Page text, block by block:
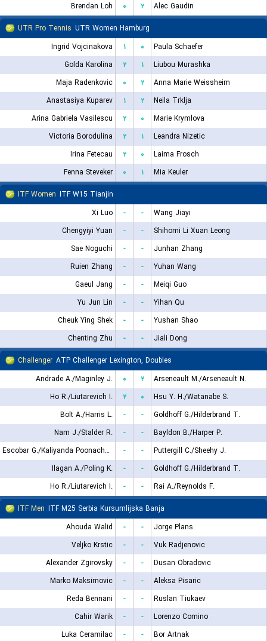
Brendan Loh
۰ ۲
Alec Gaudin
UTR Pro Tennis UTR Women Hamburg
Ingrid Vojcinakova
۱ ۰
Paula Schaefer
Golda Karolina
۲ ۱
Liubou Murashka
Maja Radenkovic
۰ ۲
Anna Marie Weissheim
Anastasiya Kuparev
۱ ۲
Neila Trklja
Arina Gabriela Vasilescu
۲ ۰
Marie Krymlova
Victoria Borodulina
۲ ۱
Leandra Nizetic
Irina Fetecau
۲ ۰
Laima Frosch
Fenna Steveker
۰ ۱
Mia Keuler
ITF Women ITF W15 Tianjin
Xi Luo
- -
Wang Jiayi
Chengyiyi Yuan
- -
Shihomi Li Xuan Leong
Sae Noguchi
- -
Junhan Zhang
Ruien Zhang
- -
Yuhan Wang
Gaeul Jang
- -
Meiqi Guo
Yu Jun Lin
- -
Yihan Qu
Cheuk Ying Shek
- -
Yushan Shao
Chenting Zhu
- -
Jiali Dong
Challenger ATP Challenger Lexington, Doubles
Andrade A./Maginley J.
۰ ۲
Arseneault M./Arseneault N.
Ho R./Liutarevich I.
۲ ۰
Hsu Y. H./Watanabe S.
Bolt A./Harris L.
- -
Goldhoff G./Hilderbrand T.
Nam J./Stalder R.
- -
Bayldon B./Harper P.
Escobar G./Kaliyanda Poonacha N.
- -
Puttergill C./Sheehy J.
Ilagan A./Poling K.
- -
Goldhoff G./Hilderbrand T.
Ho R./Liutarevich I.
- -
Rai A./Reynolds F.
ITF Men ITF M25 Serbia Kursumlijska Banja
Ahouda Walid
- -
Jorge Plans
Veljko Krstic
- -
Vuk Radjenovic
Alexander Zgirovsky
- -
Dusan Obradovic
Marko Maksimovic
- -
Aleksa Pisaric
Reda Bennani
- -
Ruslan Tiukaev
Cahir Warik
- -
Lorenzo Comino
Luka Ceramilac
- -
Bor Artnak